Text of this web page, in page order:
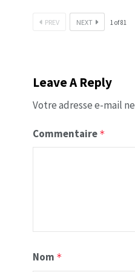
PREV NEXT 1 of81
Leave A Reply
Votre adresse e-mail
Commentaire *
Nom *